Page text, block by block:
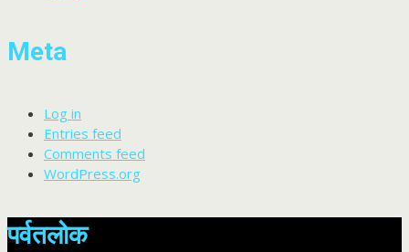
Meta
Log in
Entries feed
Comments feed
WordPress.org
पर्वतलोक